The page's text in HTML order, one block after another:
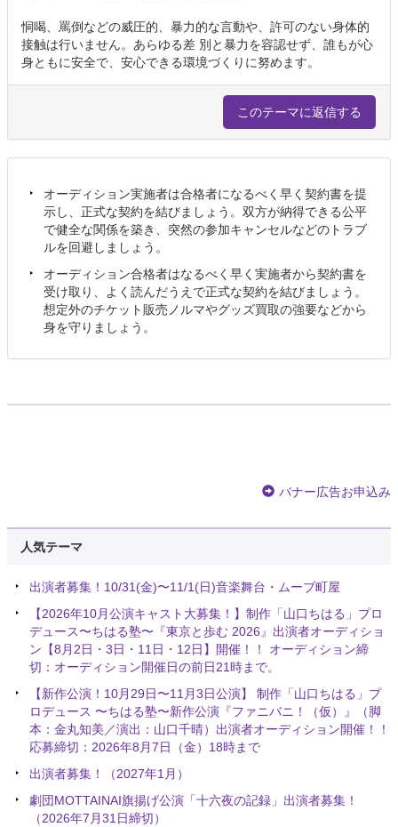
恫喝、罵倒などの威圧的、暴力的な言動や、許可のない身体的
接触は行いません。あらゆる差 別と暴力を容認せず、誰もが心
身ともに安全で、安心できる環境づくりに努めます。
このテーマに返信する
オーディション実施者は合格者になるべく早く契約書を提
示し、正式な契約を結びましょう。双方が納得できる公平
で健全な関係を築き、突然の参加キャンセルなどのトラブ
ルを回避しましょう。
オーディション合格者はなるべく早く実施者から契約書を
受け取り、よく読んだうえで正式な契約を結びましょう。
想定外のチケット販売ノルマやグッズ買取の強要などから
身を守りましょう。
バナー広告お申込み
人気テーマ
出演者募集！10/31(金)〜11/1(日)音楽舞台・ムーブ町屋
【2026年10月公演キャスト大募集！】制作「山口ちはる」プロ
デュース〜ちはる塾〜『東京と歩む 2026』出演者オーディショ
ン【8月2日・3日・11日・12日】開催！！ オーディション締
切：オーディション開催日の前日21時まで。
【新作公演！10月29日〜11月3日公演】 制作「山口ちはる」プ
ロデュース 〜ちはる塾〜新作公演『ファニバニ！（仮）』（脚
本：金丸知美／演出：山口千晴）出演者オーディション開催！！
応募締切：2026年8月7日（金）18時まで
出演者募集！（2027年1月）
劇団MOTTAINAI旗揚げ公演「十六夜の記録」出演者募集！
（2026年7月31日締切）